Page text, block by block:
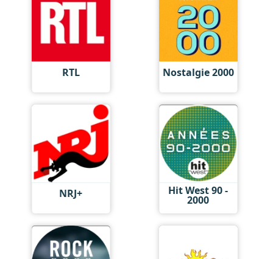
RTL Nostalgie 2000
NRJ+ Hit West 90 -
2000